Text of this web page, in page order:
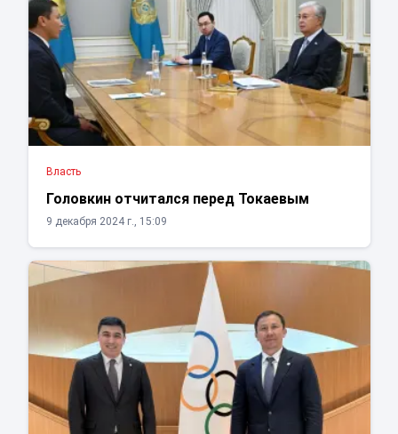
Власть
Головкин отчитался перед Токаевым
9 декабря 2024 г., 15:09